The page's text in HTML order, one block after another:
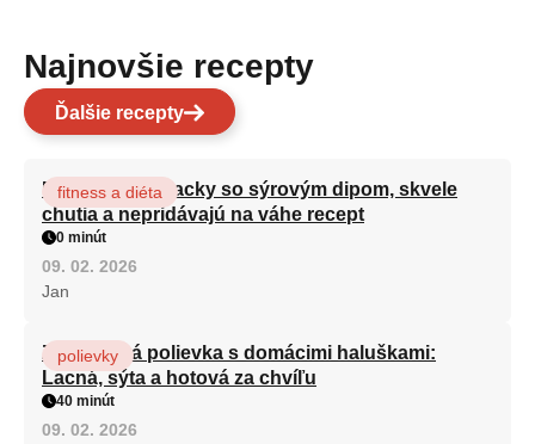
Najnovšie recepty
Ďalšie recepty
Brokolicové placky so sýrovým dipom, skvele
chutia a nepridávajú na váhe recept
fitness a diéta
0 minút
09. 02. 2026
Jan
Zeleninová polievka s domácimi haluškami:
Lacná, sýta a hotová za chvíľu
polievky
40 minút
09. 02. 2026